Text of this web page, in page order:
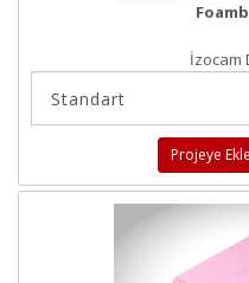
İzocam
Projeye Ekle